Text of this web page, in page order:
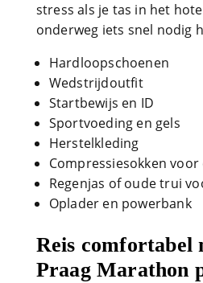
stress als je tas in het
onderweg iets snel nodig
Hardloopschoenen
Wedstrijdoutfit
Startbewijs en ID
Sportvoeding en gels
Herstelkleding
Compressiesokken
Regenjas of oude trui
Oplader en powerbank
Reis comfortabel
Praag Marathon